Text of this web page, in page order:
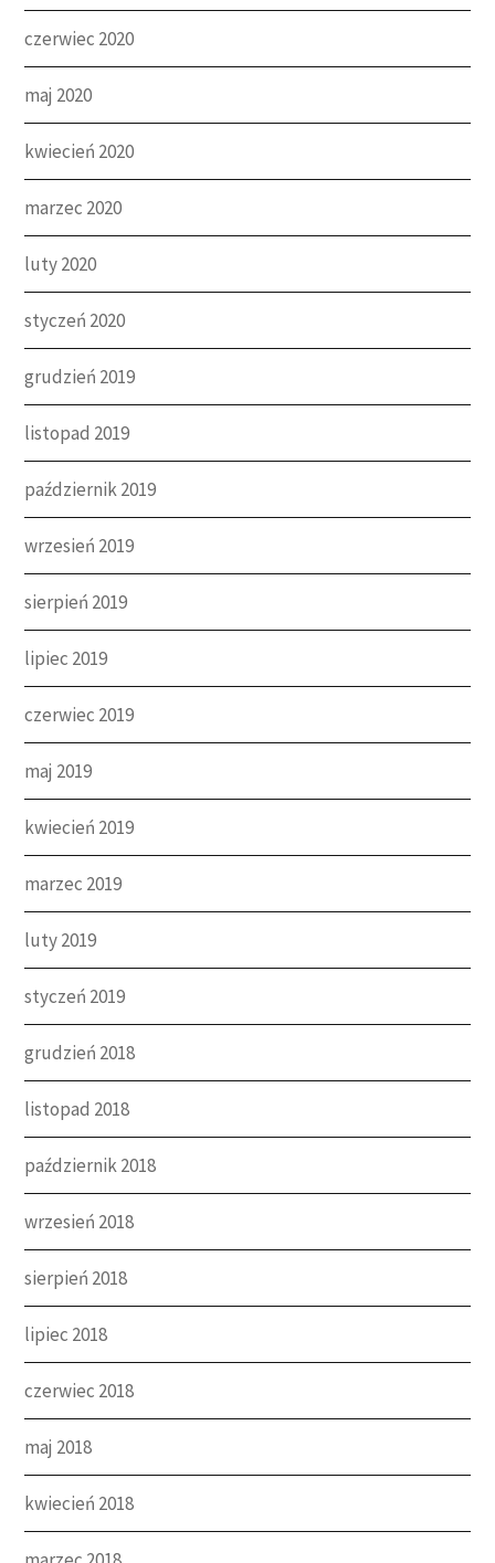
czerwiec 2020
maj 2020
kwiecień 2020
marzec 2020
luty 2020
styczeń 2020
grudzień 2019
listopad 2019
październik 2019
wrzesień 2019
sierpień 2019
lipiec 2019
czerwiec 2019
maj 2019
kwiecień 2019
marzec 2019
luty 2019
styczeń 2019
grudzień 2018
listopad 2018
październik 2018
wrzesień 2018
sierpień 2018
lipiec 2018
czerwiec 2018
maj 2018
kwiecień 2018